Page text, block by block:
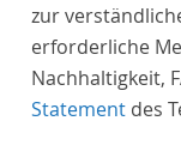
zur
erforderliche
Nachhaltigkeit,
Statement des